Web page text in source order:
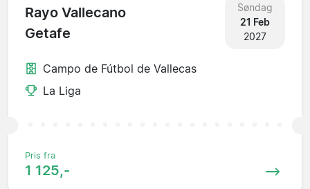
Rayo Vallecano
Getafe
Søndag
21 Feb
2027
Campo de Fútbol de Vallecas
La Liga
Pris fra
1 125,-